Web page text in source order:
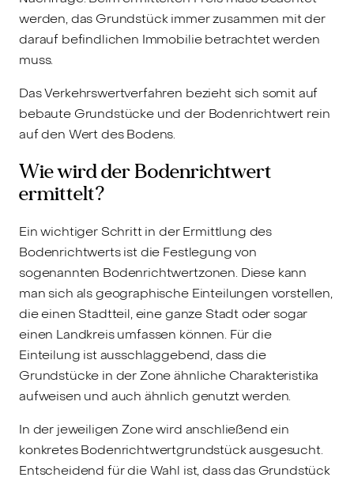
werden, das Grundstück immer zusammen mit der
darauf befindlichen Immobilie betrachtet werden
muss.
Das Verkehrswertverfahren bezieht sich somit auf
bebaute Grundstücke und der Bodenrichtwert rein
auf den Wert des Bodens.
Wie wird der Bodenrichtwert
ermittelt?
Ein wichtiger Schritt in der Ermittlung des
Bodenrichtwerts ist die Festlegung von
sogenannten Bodenrichtwertzonen. Diese kann
man sich als geographische Einteilungen vorstellen,
die einen Stadtteil, eine ganze Stadt oder sogar
einen Landkreis umfassen können. Für die
Einteilung ist ausschlaggebend, dass die
Grundstücke in der Zone ähnliche Charakteristika
aufweisen und auch ähnlich genutzt werden.
In der jeweiligen Zone wird anschließend ein
konkretes Bodenrichtwertgrundstück ausgesucht.
Entscheidend für die Wahl ist, dass das Grundstück